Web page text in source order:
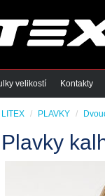
velikostí Kontakty
LITEX PLAVKY
Plavky